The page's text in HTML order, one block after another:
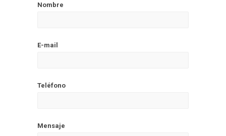
Nombre
E-mail
Teléfono
Mensaje